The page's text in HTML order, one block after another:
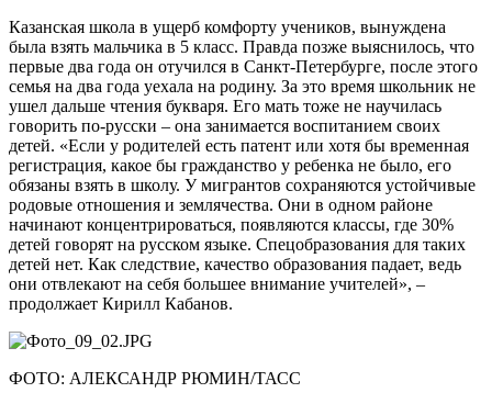
Казанская школа в ущерб комфорту учеников, вынуждена
была взять мальчика в 5 класс. Правда позже выяснилось, что
первые два года он отучился в Санкт-Петербурге, после этого
семья на два года уехала на родину. За это время школьник не
ушел дальше чтения букваря. Его мать тоже не научилась
говорить по-русски – она занимается воспитанием своих
детей. «Если у родителей есть патент или хотя бы временная
регистрация, какое бы гражданство у ребенка не было, его
обязаны взять в школу. У мигрантов сохраняются устойчивые
родовые отношения и землячества. Они в одном районе
начинают концентрироваться, появляются классы, где 30%
детей говорят на русском языке. Спецобразования для таких
детей нет. Как следствие, качество образования падает, ведь
они отвлекают на себя большее внимание учителей», –
продолжает Кирилл Кабанов.
ФОТО: АЛЕКСАНДР РЮМИН/ТАСС